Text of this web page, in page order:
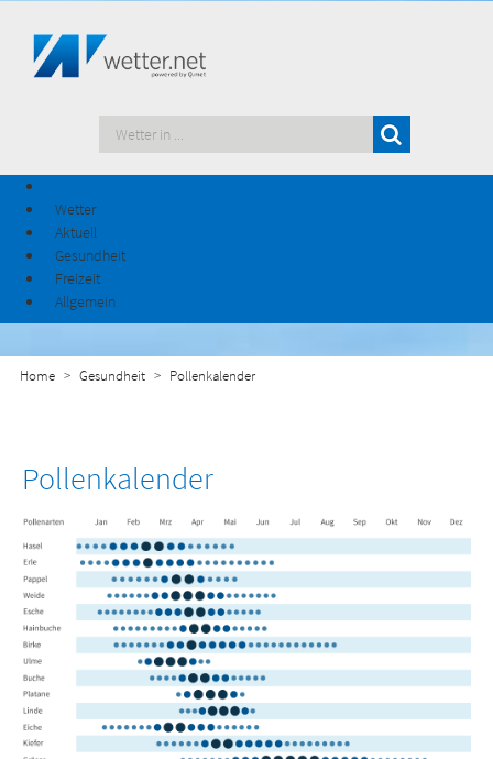
Wetter
Aktuell
Gesundheit
Freizeit
Allgemein
Home Gesundheit Pollenkalender
Pollenkalender